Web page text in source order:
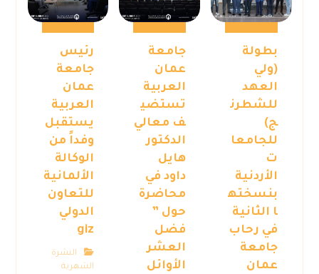
بطولة
(ولي
العهد
للشطرن
ج)
للجامعا
ت
الأردنية
بنسخته
ا الثانية
في رحاب
جامعة
عمان
جامعة
عمان
العربية
تستضي
ف معالي
الدكتور
هايل
داود في
محاضرة
حول ”
فضل
العشر
الأوائل
رئيس
جامعة
عمان
العربية
يستقبل
وفداً من
الوكالة
الألمانية
للتعاون
الدولي
giz
النشرة
الشهرية